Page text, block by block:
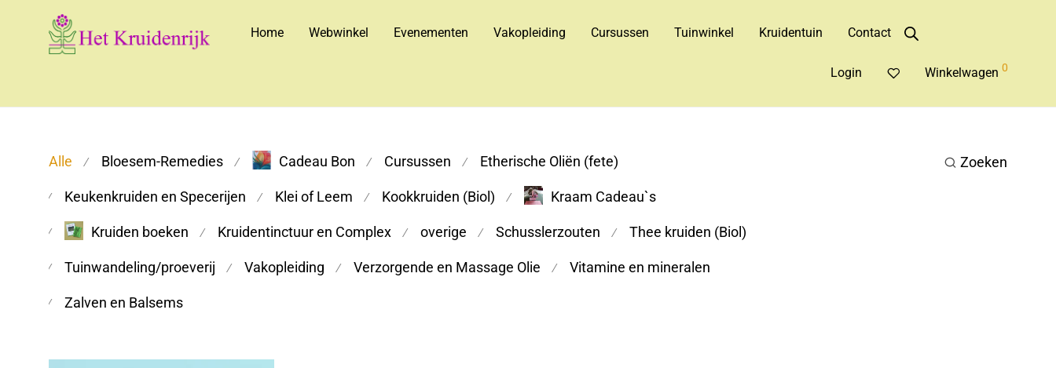
Home Webwinkel Evenementen Vakopleiding Cursussen Tuinwinkel Kruidentuin Contact
Login Winkelwagen 0
Zoeken
Alle ⁄ Bloesem-Remedies ⁄ Cadeau Bon ⁄ Cursussen ⁄ Etherische Oliën (fete)
⁄ Keukenkruiden en Specerijen ⁄ Klei of Leem ⁄ Kookkruiden (Biol) ⁄ Kraam Cadeau`s
⁄ Kruiden boeken ⁄ Kruidentinctuur en Complex ⁄ overige ⁄ Schusslerzouten ⁄ Thee kruiden (Biol)
⁄ Tuinwandeling/proeverij ⁄ Vakopleiding ⁄ Verzorgende en Massage Olie ⁄ Vitamine en mineralen
⁄ Zalven en Balsems